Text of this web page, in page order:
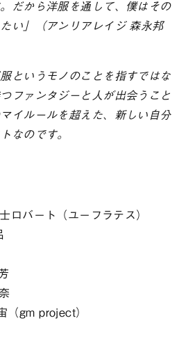
だから洋服を通して、僕はその
い」（アンリアレイジ 森永邦
というモノのことを指すではな
ファンタジーと人が出会うこと
イルールを超えた、新しい自分
なのです。
ロバート（ユーフラテス）
（gm project）